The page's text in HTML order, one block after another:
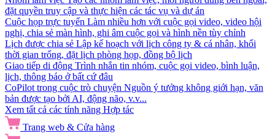
đặt quyền truy cập và thực hiện các tác vụ và dự án
Cuộc họp trực tuyến Làm nhiều hơn với cuộc gọi video, video hội
nghị, chia sẻ màn hình, ghi âm cuộc gọi và hình nền tùy chỉnh
Lịch được chia sẻ Lập kế hoạch với lịch công ty & cá nhân, khối
thời gian trống, đặt lịch phòng họp, đồng bộ lịch
Giao tiếp di động Trình nhắn tin nhóm, cuộc gọi video, bình luận,
lịch, thông báo ở bất cứ đâu
CoPilot trong cuộc trò chuyện Nguồn ý tưởng không giới hạn, văn
bản được tạo bởi AI, động não, v.v...
Xem tất cả các tính năng Hợp tác
Trang web & Cửa hàng